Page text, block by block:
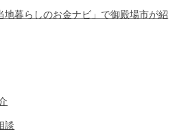
地暮らしのお金ナビ」で御殿場市が紹
談